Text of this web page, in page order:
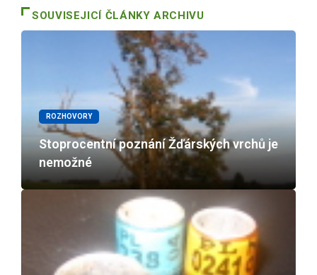
SOUVISEJICÍ ČLÁNKY ARCHIVU
ROZHOVORY
Stoprocentní poznání Žďárských vrchů je
nemožné